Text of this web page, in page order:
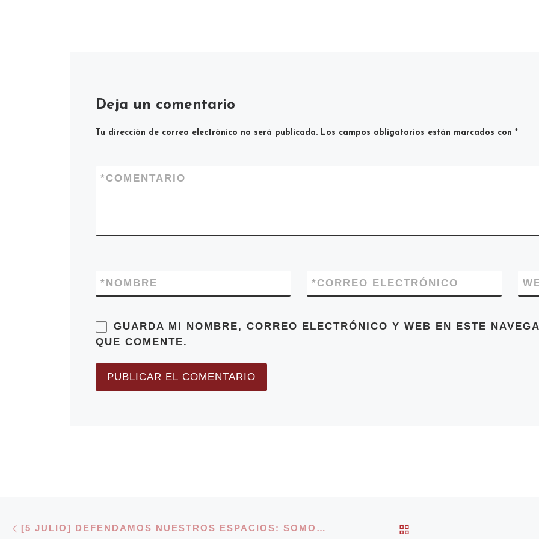
Deja un comentario
Tu dirección de correo electrónico no será publicada. Los campos obligatorios están marcados con*
COMENTARIO
*
NOMBRE
* CORREO ELECTRÓNICO
*
GUARDA MI NOMBRE, CORREO ELECTRÓNICO Y WEB EN ESTE
QUE COMENTE.
Navegación de entradas [5 JULIO] DEFENDAMOS NUESTROS ESPACIOS: SOMOS TODAS ANTIFASCISTAS VOLVER A LA LISTA